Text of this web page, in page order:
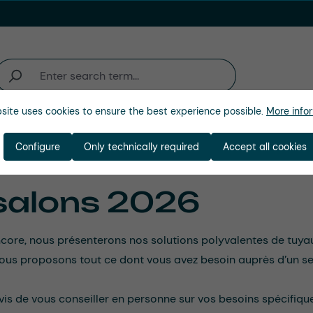
Entreprise
2026
nous présenterons nos solutions polyvalentes de
proposons tout ce dont vous avez besoin auprès d’un
de vous conseiller en personne sur vos besoins
uses cookies to ensure the best experience possible. More
Only technically required
Configure Accept all cookies